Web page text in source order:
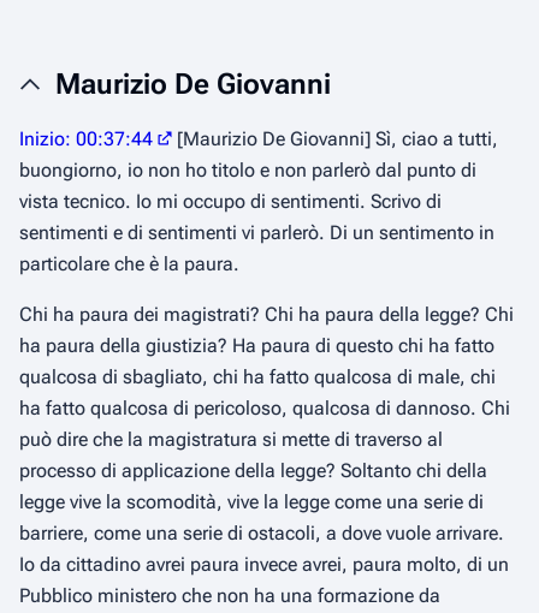
Maurizio De Giovanni
Inizio: 00:37:44
[Maurizio De Giovanni] Sì, ciao a tutti,
buongiorno, io non ho titolo e non parlerò dal punto di
vista tecnico. Io mi occupo di sentimenti. Scrivo di
sentimenti e di sentimenti vi parlerò. Di un sentimento in
particolare che è la paura.
Chi ha paura dei magistrati? Chi ha paura della legge? Chi
ha paura della giustizia? Ha paura di questo chi ha fatto
qualcosa di sbagliato, chi ha fatto qualcosa di male, chi
ha fatto qualcosa di pericoloso, qualcosa di dannoso. Chi
può dire che la magistratura si mette di traverso al
processo di applicazione della legge? Soltanto chi della
legge vive la scomodità, vive la legge come una serie di
barriere, come una serie di ostacoli, a dove vuole arrivare.
Io da cittadino avrei paura invece avrei, paura molto, di un
Pubblico ministero che non ha una formazione da